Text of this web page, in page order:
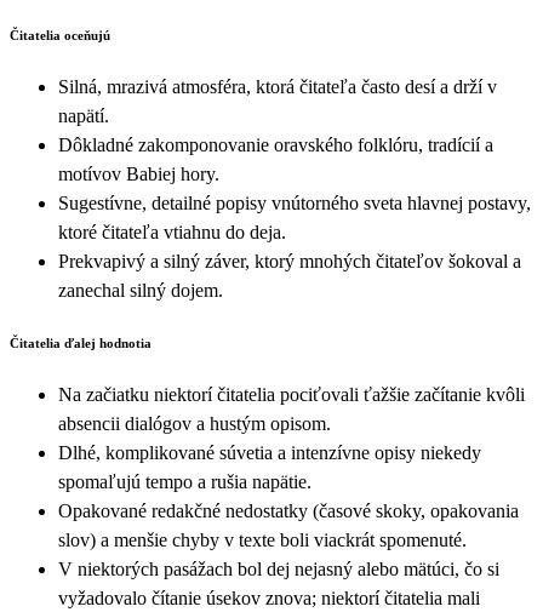
Čitatelia oceňujú
Silná, mrazivá atmosféra, ktorá čitateľa často desí a drží v
napätí.
Dôkladné zakomponovanie oravského folklóru, tradícií a
motívov Babiej hory.
Sugestívne, detailné popisy vnútorného sveta hlavnej postavy,
ktoré čitateľa vtiahnu do deja.
Prekvapivý a silný záver, ktorý mnohých čitateľov šokoval a
zanechal silný dojem.
Čitatelia ďalej hodnotia
Na začiatku niektorí čitatelia pociťovali ťažšie začítanie kvôli
absencii dialógov a hustým opisom.
Dlhé, komplikované súvetia a intenzívne opisy niekedy
spomaľujú tempo a rušia napätie.
Opakované redakčné nedostatky (časové skoky, opakovania
slov) a menšie chyby v texte boli viackrát spomenuté.
V niektorých pasážach bol dej nejasný alebo mätúci, čo si
vyžadovalo čítanie úsekov znova; niektorí čitatelia mali